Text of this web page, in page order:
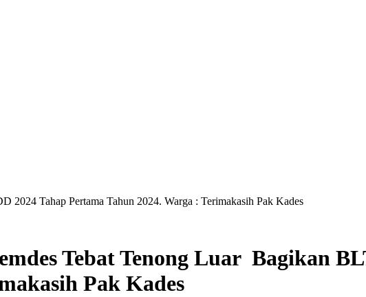
2024 Tahap Pertama Tahun 2024. Warga : Terimakasih Pak Kades
Tebat Tenong Luar Bagikan
Pak Kades